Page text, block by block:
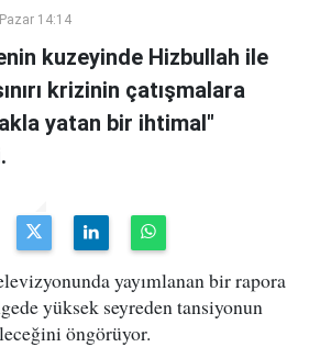
14:14
kuzeyinde Hizbullah ile
krizinin çatışmalara
yatan bir ihtimal"
yayımlanan bir rapora
yüksek seyreden tansiyonun
öngörüyor.